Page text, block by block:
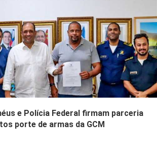
e Polícia Federal firmam parceria
porte de armas da GCM